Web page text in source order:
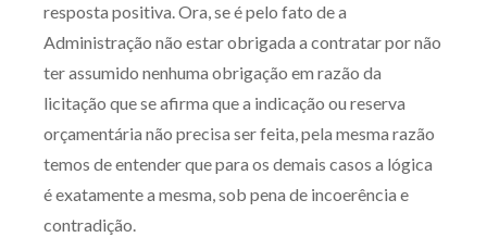
resposta positiva. Ora, se é pelo fato de a
Administração não estar obrigada a contratar por não
ter assumido nenhuma obrigação em razão da
licitação que se afirma que a indicação ou reserva
orçamentária não precisa ser feita, pela mesma razão
temos de entender que para os demais casos a lógica
é exatamente a mesma, sob pena de incoerência e
contradição.